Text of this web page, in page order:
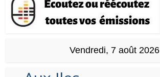
Vendredi, 7 août 2026